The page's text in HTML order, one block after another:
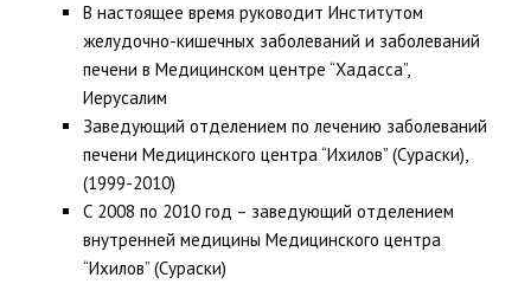
В настоящее время руководит Институтом
желудочно-кишечных заболеваний и заболеваний
печени в Медицинском центре “Хадасса”,
Иерусалим
Заведующий отделением по лечению заболеваний
печени Медицинского центра “Ихилов” (Сураски),
(1999-2010)
С 2008 по 2010 год – заведующий отделением
внутренней медицины Медицинского центра
“Ихилов” (Сураски)